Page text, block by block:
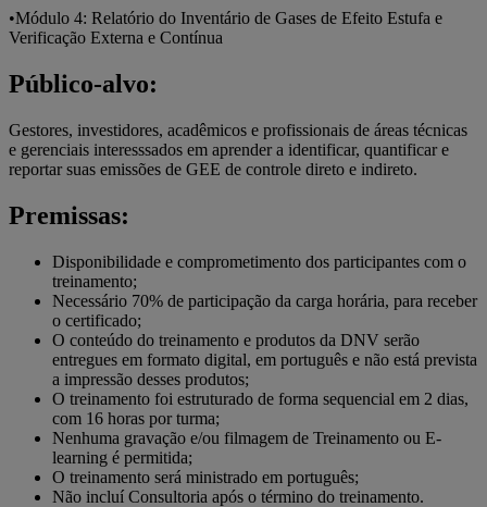
•Módulo 4: Relatório do Inventário de Gases de Efeito Estufa e
Verificação Externa e Contínua
Público-alvo:
Gestores, investidores, acadêmicos e profissionais de áreas técnicas
e gerenciais interesssados em aprender a identificar, quantificar e
reportar suas emissões de GEE de controle direto e indireto.
Premissas:
Disponibilidade e comprometimento dos participantes com o
treinamento;
Necessário 70% de participação da carga horária, para receber
o certificado;
O conteúdo do treinamento e produtos da DNV serão
entregues em formato digital, em português e não está prevista
a impressão desses produtos;
O treinamento foi estruturado de forma sequencial em 2 dias,
com 16 horas por turma;
Nenhuma gravação e/ou filmagem de Treinamento ou E-
learning é permitida;
O treinamento será ministrado em português;
Não incluí Consultoria após o término do treinamento.